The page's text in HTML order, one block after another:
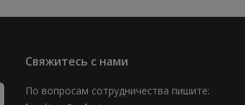
Свяжитесь с нами
По вопросам сотрудничества пишите: